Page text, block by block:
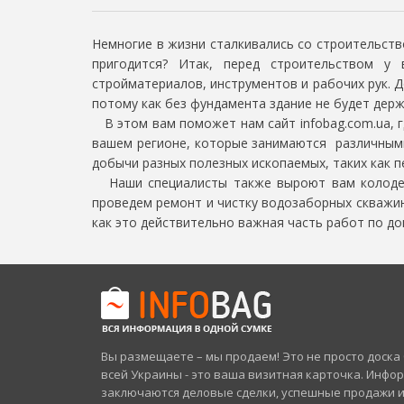
Немногие в жизни сталкивались со
пригодится? Итак, перед строительством
стройматериалов, инструментов и рабочих
потому как без фундамента здание не будет
В этом вам поможет нам сайт infobag.com.ua,
вашем регионе, которые занимаются
добычи разных полезных ископаемых, таких как
Наши специалисты также выроют вам
проведем ремонт и чистку водозаборных
как это действительно важная часть работ по
Вы размещаете – мы продаем! Это не просто
всей Украины - это ваша визитная карточка.
заключаются деловые сделки, успешные продажи